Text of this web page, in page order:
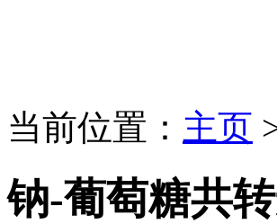
当前位置： 主页
钠-葡萄糖共